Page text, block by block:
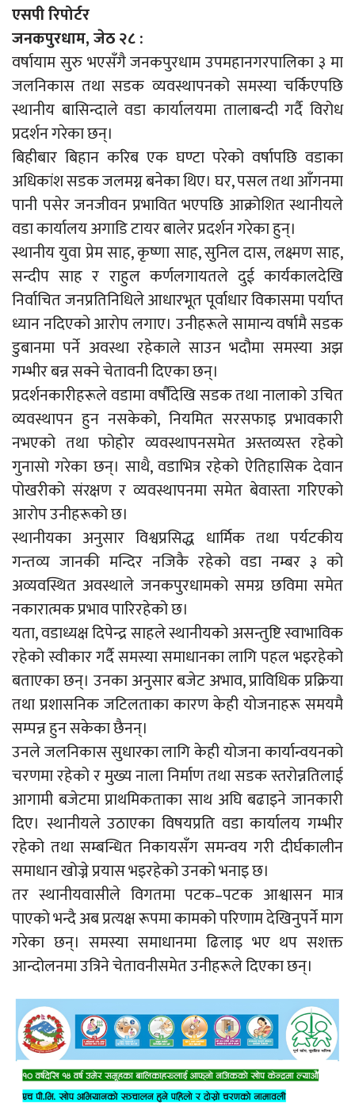
एसपी रिपोर्टर
जनकपुरधाम, जेठ २८ :
वर्षायाम सुरु भएसँगै जनकपुरधाम उपमहानगरपालिका ३ मा
जलनिकास तथा सडक व्यवस्थापनको समस्या चर्किएपछि
स्थानीय बासिन्दाले वडा कार्यालयमा तालाबन्दी गर्दै विरोध
प्रदर्शन गरेका छन्।
बिहीबार बिहान करिब एक घण्टा परेको वर्षापछि वडाका
अधिकांश सडक जलमग्न बनेका थिए। घर, पसल तथा आँगनमा
पानी पसेर जनजीवन प्रभावित भएपछि आक्रोशित स्थानीयले
वडा कार्यालय अगाडि टायर बालेर प्रदर्शन गरेका हुन्।
स्थानीय युवा प्रेम साह, कृष्णा साह, सुनिल दास, लक्ष्मण साह,
सन्दीप साह र राहुल कर्णलगायतले दुई कार्यकालदेखि
निर्वाचित जनप्रतिनिधिले आधारभूत पूर्वाधार विकासमा पर्याप्त
ध्यान नदिएको आरोप लगाए। उनीहरूले सामान्य वर्षामै सडक
डुबानमा पर्ने अवस्था रहेकाले साउन भदौमा समस्या अझ
गम्भीर बन्न सक्ने चेतावनी दिएका छन्।
प्रदर्शनकारीहरूले वडामा वर्षौंदेखि सडक तथा नालाको उचित
व्यवस्थापन हुन नसकेको, नियमित सरसफाइ प्रभावकारी
नभएको तथा फोहोर व्यवस्थापनसमेत अस्तव्यस्त रहेको
गुनासो गरेका छन्। साथै, वडाभित्र रहेको ऐतिहासिक देवान
पोखरीको संरक्षण र व्यवस्थापनमा समेत बेवास्ता गरिएको
आरोप उनीहरूको छ।
स्थानीयका अनुसार विश्वप्रसिद्ध धार्मिक तथा पर्यटकीय
गन्तव्य जानकी मन्दिर नजिकै रहेको वडा नम्बर ३ को
अव्यवस्थित अवस्थाले जनकपुरधामको समग्र छविमा समेत
नकारात्मक प्रभाव पारिरहेको छ।
यता, वडाध्यक्ष दिपेन्द्र साहले स्थानीयको असन्तुष्टि स्वाभाविक
रहेको स्वीकार गर्दै समस्या समाधानका लागि पहल भइरहेको
बताएका छन्। उनका अनुसार बजेट अभाव, प्राविधिक प्रक्रिया
तथा प्रशासनिक जटिलताका कारण केही योजनाहरू समयमै
सम्पन्न हुन सकेका छैनन्।
उनले जलनिकास सुधारका लागि केही योजना कार्यान्वयनको
चरणमा रहेको र मुख्य नाला निर्माण तथा सडक स्तरोन्नतिलाई
आगामी बजेटमा प्राथमिकताका साथ अघि बढाइने जानकारी
दिए। स्थानीयले उठाएका विषयप्रति वडा कार्यालय गम्भीर
रहेको तथा सम्बन्धित निकायसँग समन्वय गरी दीर्घकालीन
समाधान खोज्ने प्रयास भइरहेको उनको भनाइ छ।
तर स्थानीयवासीले विगतमा पटक–पटक आश्वासन मात्र
पाएको भन्दै अब प्रत्यक्ष रूपमा कामको परिणाम देखिनुपर्ने माग
गरेका छन्। समस्या समाधानमा ढिलाइ भए थप सशक्त
आन्दोलनमा उत्रिने चेतावनीसमेत उनीहरूले दिएका छन्।